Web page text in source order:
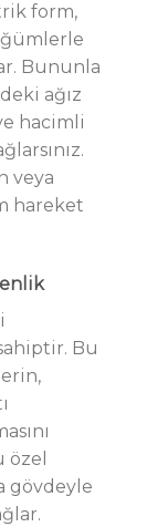
form,
Bununla
ağız
hacimli
veya
hareket
Bu
özel
gövdeyle